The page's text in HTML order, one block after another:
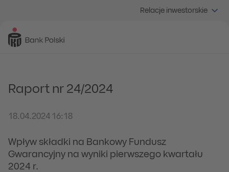
Relacje inwestorskie
Raport nr 24/2024
18.04.2024 16:18
Wpływ składki na Bankowy Fundusz
Gwarancyjny na wyniki pierwszego kwartału
2024 r.